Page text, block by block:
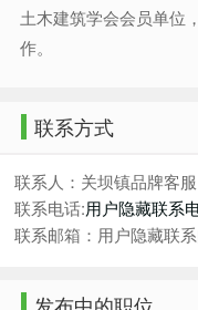
土木建筑学会会员单位
作。
联系方式
联系人：关坝镇品牌客服
联系电话:用户隐藏联系
联系邮箱：用户隐藏联